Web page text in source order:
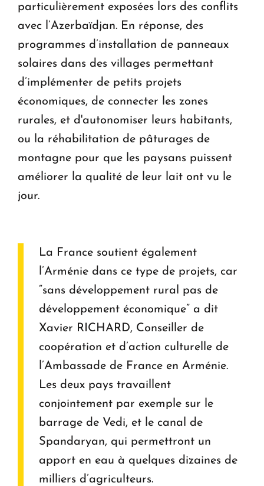
particulièrement exposées lors des conflits
avec l’Azerbaïdjan. En réponse, des
programmes d’installation de panneaux
solaires dans des villages permettant
d’implémenter de petits projets
économiques, de connecter les zones
rurales, et d'autonomiser leurs habitants,
ou la réhabilitation de pâturages de
montagne pour que les paysans puissent
améliorer la qualité de leur lait ont vu le
jour.
La France soutient également
l’Arménie dans ce type de projets, car
“sans développement rural pas de
développement économique” a dit
Xavier RICHARD, Conseiller de
coopération et d’action culturelle de
l’Ambassade de France en Arménie.
Les deux pays travaillent
conjointement par exemple sur le
barrage de Vedi, et le canal de
Spandaryan, qui permettront un
apport en eau à quelques dizaines de
milliers d’agriculteurs.